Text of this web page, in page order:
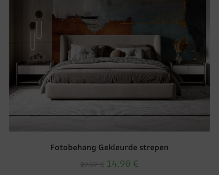
Fotobehang Gekleurde strepen
14.90 €